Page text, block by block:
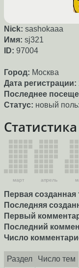
Nick: sashokaaa
Имя: sj321
ID: 97004
Город: Москва
Дата регистрации:
Последнее
Статус: новый
Статистика
март апрель
Первая созданная
Последняя
Первый
Последний
Число
Раздел Число тем